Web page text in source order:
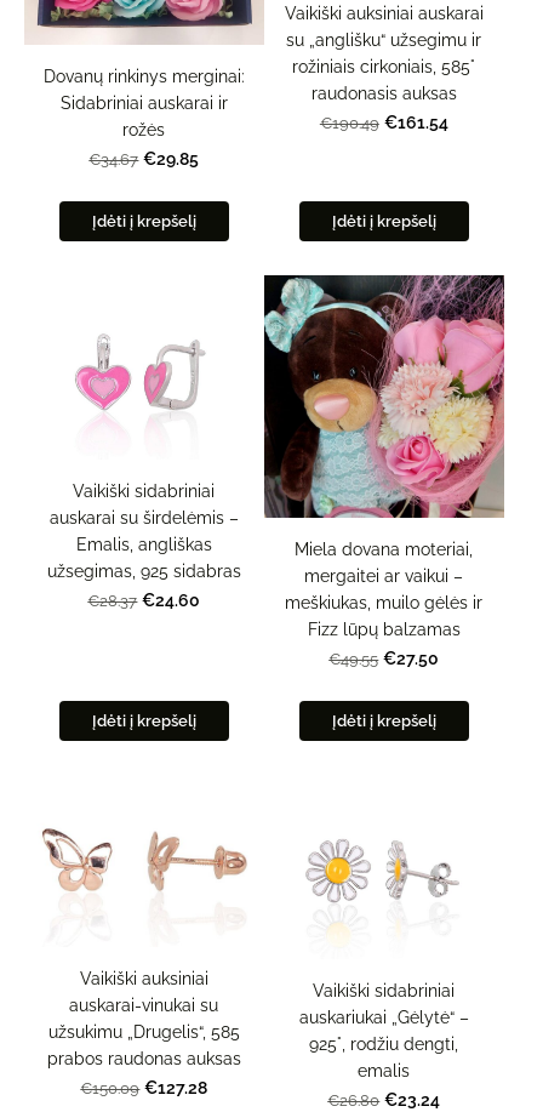
Dovanų rinkinys merginai:
Sidabriniai auskarai ir
rožės
€34.67 €29.85
Įdėti į krepšelį
Vaikiški auksiniai auskarai
su „anglišku“ užsegimu ir
rožiniais cirkoniais, 585°
raudonasis auksas
€190.49 €161.54
Įdėti į krepšelį
Vaikiški sidabriniai
auskarai su širdelėmis –
Emalis, angliškas
užsegimas, 925 sidabras
€28.37 €24.60
Įdėti į krepšelį
Miela dovana moteriai,
mergaitei ar vaikui –
meškiukas, muilo gėlės ir
Fizz lūpų balzamas
€49.55 €27.50
Įdėti į krepšelį
Vaikiški auksiniai
auskarai-vinukai su
užsukimu „Drugelis“, 585
prabos raudonas auksas
€150.09 €127.28
Vaikiški sidabriniai
auskariukai „Gėlytė“ –
925°, rodžiu dengti,
emalis
€26.80 €23.24